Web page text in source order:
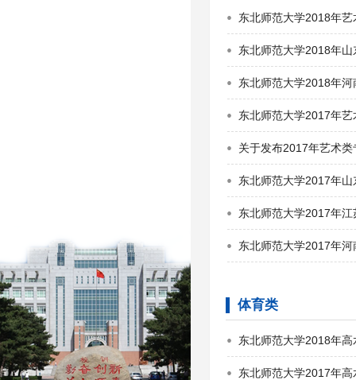
东北师范大学2018年
东北师范大学2018年
东北师范大学2018年
东北师范大学2017年
关于发布2017年艺术
东北师范大学2017年
东北师范大学2017年
东北师范大学2017年
体育类
东北师范大学2018年
东北师范大学2017年